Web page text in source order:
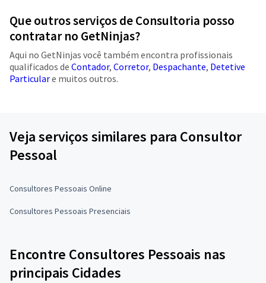
Que outros serviços de Consultoria posso
contratar no GetNinjas?
Aqui no GetNinjas você também encontra profissionais
qualificados de Contador, Corretor, Despachante, Detetive
Particulare muitos outros.
Veja serviços similares para Consultor
Pessoal
Consultores Pessoais Online
Consultores Pessoais Presenciais
Encontre Consultores Pessoais nas
principais Cidades